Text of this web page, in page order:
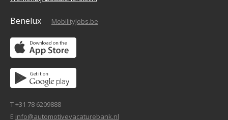
Benelux MobilityJobs.be
T +31 78 6209888
E info@automotivevacaturebank.nl